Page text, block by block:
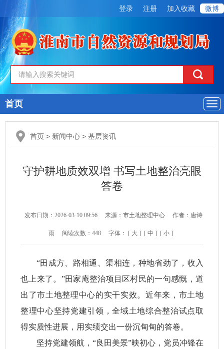
登录 注册 加入收藏 微博
导
航
首页
首页 > 新闻中心 > 基层资讯
守护耕地质效双增 书写土地整治亮眼
答卷
发布日期：2026-03-10 09:56 来源：市土地整理中心 作者：唐诗
雨 阅读次数： 448 字体： [ 大 ] [ 中 ] [ 小 ]
“田成方、路相通、渠相连，种地省劲了，收入
也上来了。”田家庵整治项目区村民的一句感慨，道
出了市土地整理中心的实干实效。近年来，市土地
整理中心坚持党建引领，全域土地综合整治试点取
得实质性进展，用实绩交出一份沉甸甸的答卷。
坚持党建领航，“良田美景”映初心，党员冲锋在